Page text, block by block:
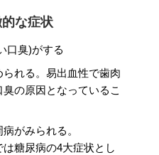
な症状
口臭)がする
れる。易出血性で歯肉
の原因となっているこ
がみられる。
糖尿病の4大症状とし